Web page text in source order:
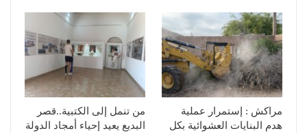
مراكش : إستمرار عملية
هدم البنايات العشوائية بكل
من تنمل إلى الكتبية..قصر
البديع يعيد إحياء أمجاد الدولة